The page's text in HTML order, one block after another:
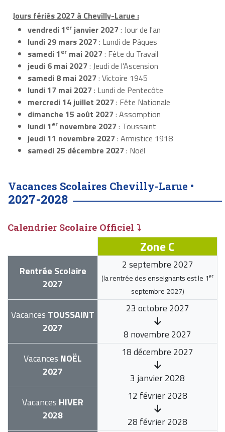
Jours fériés 2027 à Chevilly-Larue :
vendredi 1er janvier 2027: Jour de l'an
lundi 29 mars 2027: Lundi de Pâques
samedi 1er mai 2027: Fête du Travail
jeudi 6 mai 2027: Jeudi de l'Ascension
samedi 8 mai 2027: Victoire 1945
lundi 17 mai 2027: Lundi de Pentecôte
mercredi 14 juillet 2027: Fête Nationale
dimanche 15 août 2027: Assomption
lundi 1er novembre 2027: Toussaint
jeudi 11 novembre 2027: Armistice 1918
samedi 25 décembre 2027: Noël
Vacances Scolaires Chevilly-Larue •
2027-2028
Calendrier Scolaire Officiel ⤵
Zone C
Rentrée Scolaire
2027
2 septembre 2027
(la rentrée des enseignants est le 1er
septembre 2027)
Vacances TOUSSAINT
2027
23 octobre 2027
8 novembre 2027
Vacances NOËL
2027
18 décembre 2027
3 janvier 2028
Vacances HIVER
2028
12 février 2028
28 février 2028